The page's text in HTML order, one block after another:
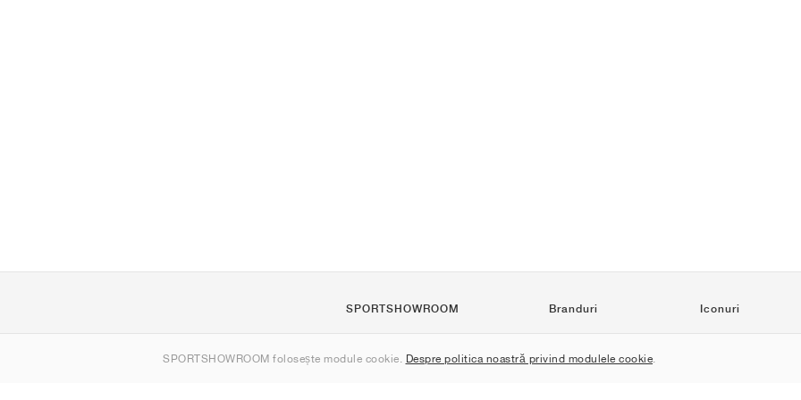
SPORTSHOWROOM folosește module cookie. Despre politica noastră privind modulele cookie
SPORTSHOWROOM
Contact
Branduri
Jordan
Iconuri